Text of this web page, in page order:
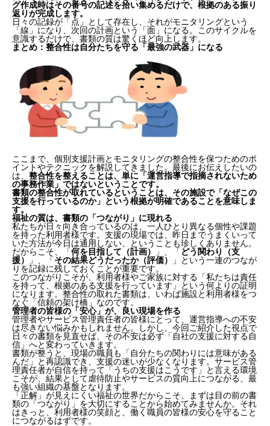
グ作成時はその番号の記述を拾い集めるだけで、根拠のある振り
返りが完成します。
日々の記録が「点」として存在し、それがモニタリングという
「線」になり、次回の計画という「面」になる。このサイクルを
意識するだけで、書類の質は驚くほど向上します。
まとめ： 整合性は自分たちを守る「最強の武器」になる
ここまで、個別支援計画とモニタリングの整合性を保つためのポ
イントやテクニックを解説してきました。最後にお伝えしたいの
は、 整合性を整えることは、単に「運営指導で指摘されないため
の事務作業」ではないということです。
書類の整合性が取れているということは、その施設で「なぜこの
支援を行っているのか」という根拠が明確であることを意味しま
す。
福祉の質は、書類の「つながり」に現れる
私たちが日々向き合っているのは、一人ひとり異なる個性や課題
を持った利用者様です。支援の現場では、昨日までうまくいって
いた方法が今日は通用しない、ということも珍しくありません。
だからこそ、「何を目指して（計画） 」、「 どう関わり（支
援）
」、「その結果どうだったか（評価）
」という一連のつなが
りを記録に残しておくことが重要です。
このつながりこそが、利用者様やご家族に対する「私たちは責任
を持って、根拠のある支援を行っています」という何よりの証明
になります。整合性の取れた書類は、いわば施設と利用者様をつ
なぐ「信頼の架け橋」なのです。
管理者の皆様の「安心」が、良い現場を作る
管理者やサービス管理責任者の皆様にとって、運営指導への不安
は尽きない悩みかもしれません。しかし、今回ご紹介した視点で
日々の書類を見直せば、その不安は必ず「自社の支援に対する自
信」へと変わっていきます。
書類が整うと、現場の職員も「自分たちの関わりには意味がある
んだ」と再認識でき、支援の迷いが少なくなります。サービス管
理責任者が自信を持って「うちの支援はこうです」と言える環境
こそが、結果として虐待防止やサービスの質向上につながる、最
も強い組織の基盤となります。
「正解」が見えにくい福祉の世界だからこそ、まずは目の前の書
類の「つながり」を大切にすることから始めてみませんか。それ
はきっと、利用者様の笑顔と、働く職員の皆様の安心を守ること
につながるはずです。